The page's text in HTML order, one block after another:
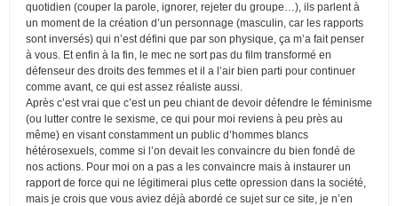
quotidien (couper la parole, ignorer, rejeter du groupe…), ils parlent à
un moment de la création d’un personnage (masculin, car les rapports
sont inversés) qui n’est défini que par son physique, ça m’a fait penser
à vous. Et enfin à la fin, le mec ne sort pas du film transformé en
défenseur des droits des femmes et il a l’air bien parti pour continuer
comme avant, ce qui est assez réaliste aussi.
Après c’est vrai que c’est un peu chiant de devoir défendre le féminisme
(ou lutter contre le sexisme, ce qui pour moi reviens à peu près au
même) en visant constamment un public d’hommes blancs
hétérosexuels, comme si l’on devait les convaincre du bien fondé de
nos actions. Pour moi on a pas a les convaincre mais à instaurer un
rapport de force qui ne légitimerai plus cette opression dans la société,
mais je crois que vous aviez déjà abordé ce sujet sur ce site, je n’en